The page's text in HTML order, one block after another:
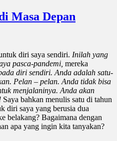
Masa Depan
diri saya sendiri. Inilah yang
pasca-pandemi, mereka
diri sendiri. Anda adalah satu-
Pelan – pelan. Anda tidak bisa
menjalaninya. Anda akan
Saya bahkan menulis satu di tahun
diri saya yang berusia dua
belakang? Bagaimana dengan
apa yang ingin kita tanyakan?